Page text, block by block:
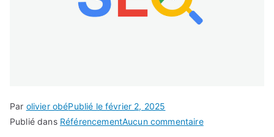
Par olivier obéPublié lefévrier 2, 2025
Publié dans RéférencementAucun commentairesur